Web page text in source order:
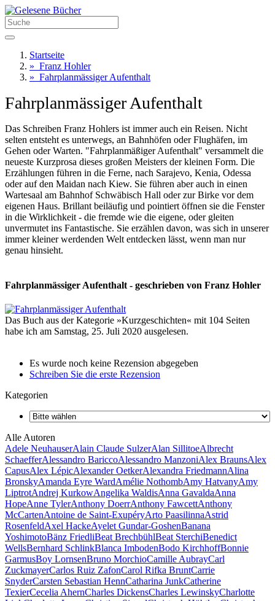
Startseite
» Franz Hohler
» Fahrplanmässiger Aufenthalt
Fahrplanmässiger Aufenthalt
Das Schreiben Franz Hohlers ist immer auch ein Reisen. Nicht
selten entsteht es unterwegs, an Bahnhöfen oder Flughäfen, im
Gehen oder Warten. "Fahrplanmäßiger Aufenthalt" versammelt die
neueste Kurzprosa dieses großen Meisters der kleinen Form. Die
Erzählungen führen in die Ferne, nach Sarajevo, Kenia, Odessa
oder auf den Maidan nach Kiew. Sie führen aber auch in einen
Wartesaal am Bahnhof Schwäbisch Hall oder zur Birke vor dem
eigenen Haus. Brillant beiläufig und pointiert öffnen sie die Fenster
in die Wirklichkeit - die fremde wie die eigene, oder gleiten
unvermutet ins Fantastische. Sie erzählen davon, was sich in unserer
immer kleiner werdenden Welt entdecken lässt, wenn man nur
genau hinsieht.
Fahrplanmässiger Aufenthalt - geschrieben von Franz Hohler
Das Buch aus der Kategorie »Kurzgeschichten« mit 104 Seiten
habe ich am Samstag, 25. Juli 2020 ausgelesen.
Es wurde noch keine Rezension abgegeben
Schreiben Sie die erste Rezension
Kategorien
Alle Autoren
Adele NeuhauserAlain Claude SulzerAlan SillitoeAlbrecht
SchaefferAlessandro BariccoAlessandro ManzoniAlex BraunsAlex
CapusAlex LépicAlexander OetkerAlexandra FriedmannAlina
BronskyAmanda Eyre WardAmélie NothombAmy HatvanyAmy
LiptrotAndrej KurkowAngelika WaldisAnna GavaldaAnna
HopeAnne TylerAnthony DoerrAnthony FawcettAnthony
McCartenAntoine de Saint-ExupéryArto PaasilinnaAstrid
RosenfeldAxel HackeAyelet Gundar-GoshenBanana
YoshimotoBänz FriedliBeat BrechbühlBeat SterchiBenedict
WellsBernhard SchlinkBlanca ImbodenBodo KirchhoffBonnie
GarmusBoy LornsenBruno MorchioCamille AubrayCarl
ZuckmayerCarlos Ruiz ZafonCarol Rifka BruntCarrie
SnyderCarsten Sebastian HennCatharina JunkCatherine
TexierCecelia AhernCharles DickensCharles LewinskyCharlotte